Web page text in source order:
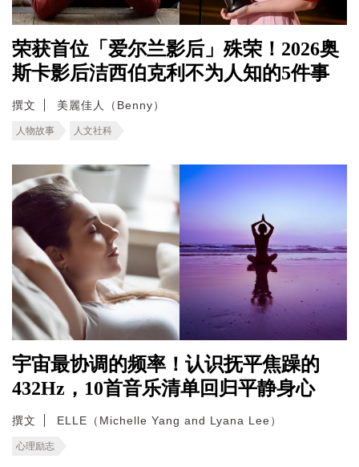
荣获首位「爱尔兰影后」殊荣！2026奥
斯卡影后洁西伯克利不为人知的5件事
撰文 美麗佳人（Benny）
人物故事 人文社科
宇宙最协调的频率！认识抚平焦躁的
432Hz，10首音乐清单回归平静身心
撰文 ELLE（Michelle Yang and Lyana Lee）
心理励志